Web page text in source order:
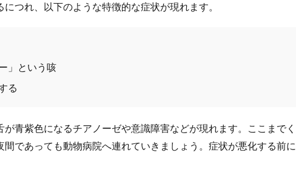
つれ、以下のような特徴的な症状が現れます。
」という咳
る
青紫色になるチアノーゼや意識障害などが現れます。ここまでく
であっても動物病院へ連れていきましょう。症状が悪化する前に